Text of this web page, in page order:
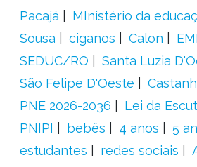
Pacajá
MInistério da
Sousa
ciganos Calon
SEDUC/RO
Santa Luzia
São Felipe D'Oeste
PNE 2026-2036
Lei da
PNIPI
bebês 4 anos 5
estudantes
redes sociais